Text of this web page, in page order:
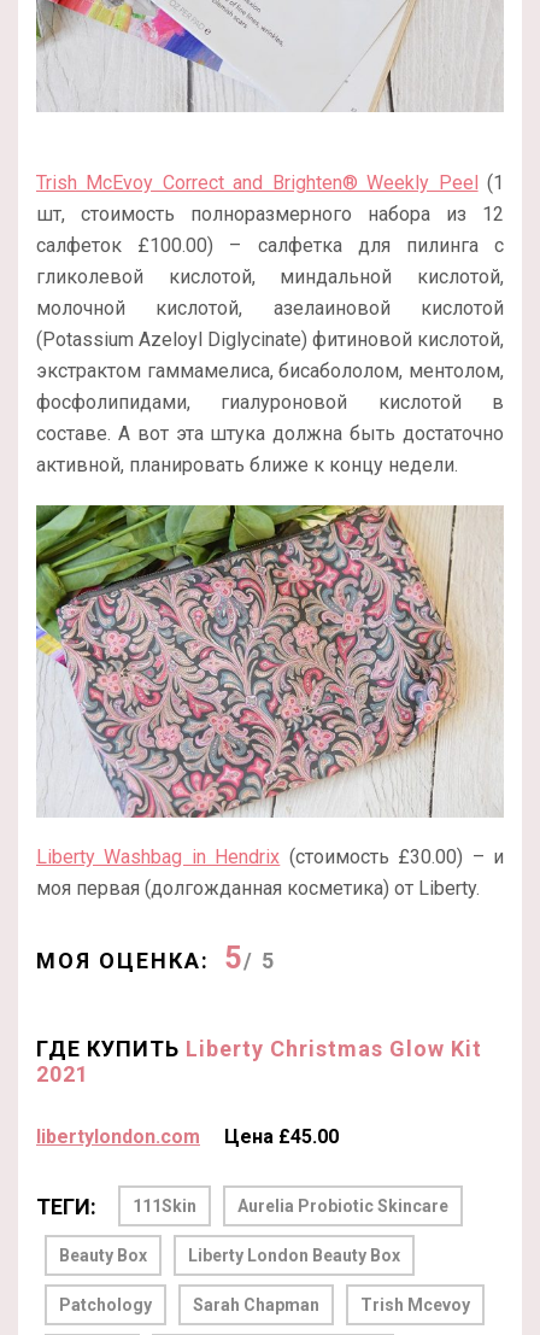
Trish McEvoy Correct and Brighten® Weekly Peel (1
шт, стоимость полноразмерного набора из 12
салфеток £100.00) – салфетка для пилинга с
гликолевой кислотой, миндальной кислотой,
молочной кислотой, азелаиновой кислотой
(Potassium Azeloyl Diglycinate) фитиновой кислотой,
экстрактом гаммамелиса, бисабололом, ментолом,
фосфолипидами, гиалуроновой кислотой в
составе. А вот эта штука должна быть достаточно
активной, планировать ближе к концу недели.
Liberty Washbag in Hendrix (стоимость £30.00) – и
моя первая (долгожданная косметика) от Liberty.
МОЯ ОЦЕНКА: 5/ 5
ГДЕ КУПИТЬ Liberty Christmas Glow Kit
2021
libertylondon.com Цена £45.00
ТЕГИ: 111Skin Aurelia Probiotic Skincare
Beauty Box Liberty London Beauty Box
Patchology Sarah Chapman Trish Mcevoy